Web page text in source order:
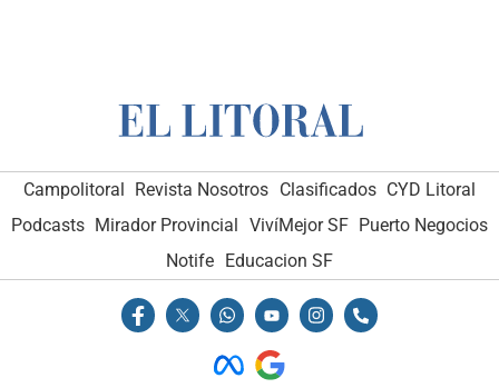
Campolitoral Revista Nosotros Clasificados CYD Litoral
Podcasts Mirador Provincial VivíMejor SF Puerto Negocios
Notife
Educacion SF